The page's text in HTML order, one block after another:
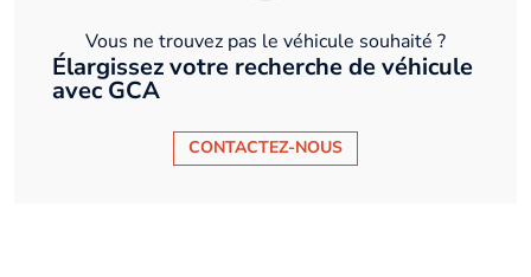
Vous ne trouvez pas le véhicule souhaité ?
Élargissez votre recherche de véhicule
avec GCA
CONTACTEZ-NOUS